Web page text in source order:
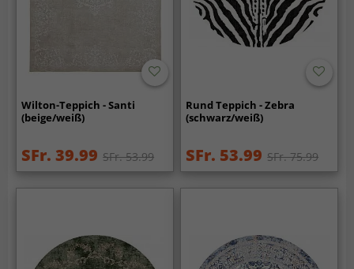
Wilton-Teppich - Santi
(beige/weiß)
SFr. 39.99 SFr. 53.99
Rund Teppich - Zebra
(schwarz/weiß)
SFr. 53.99 SFr. 75.99